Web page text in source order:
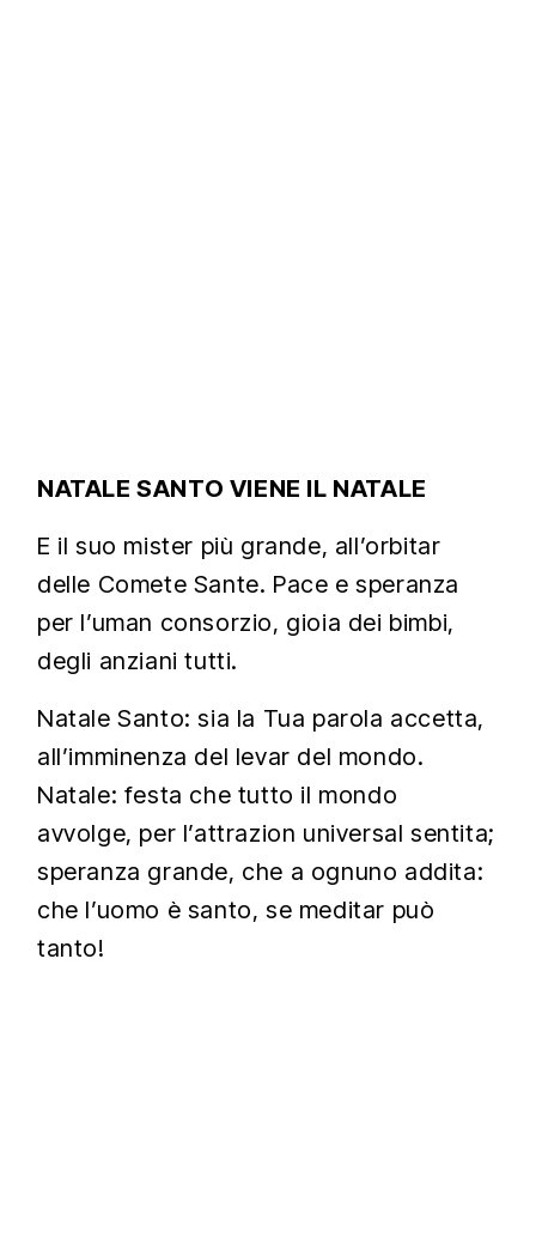
NATALE SANTO VIENE IL NATALE
E il suo mister più grande, all’orbitar
delle Comete Sante. Pace e speranza
per l’uman consorzio, gioia dei bimbi,
degli anziani tutti.
Natale Santo: sia la Tua parola accetta,
all’imminenza del levar del mondo.
Natale: festa che tutto il mondo
avvolge, per l’attrazion universal sentita;
speranza grande, che a ognuno addita:
che l’uomo è santo, se meditar può
tanto!